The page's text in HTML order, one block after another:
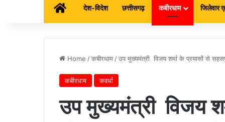
होम देश-विदेश छत्तीसगढ़ कबीरधाम जिलेवार
Home /कबीरधाम /उप मुख्यमंत्री विजय शर्मा के प्रयासों से
कबीरधाम कवर्धा
उप मुख्यमंत्री विजय